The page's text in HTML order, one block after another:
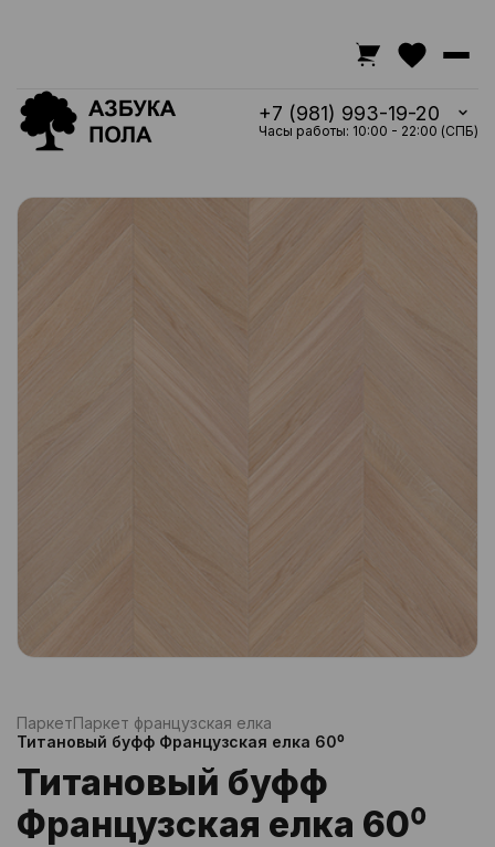
+7 (981) 993-19-20
Часы работы: 10:00 - 22:00 (СПБ)
ПаркетПаркет французская елка
Титановый буфф Французская елка 60⁰
Титановый буфф
Французская елка 60⁰